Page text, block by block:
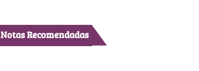
Notas Recomendadas